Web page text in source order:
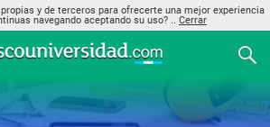
y de terceros para ofrecerte una mejor experiencia
navegando aceptando su uso? .. Cerrar